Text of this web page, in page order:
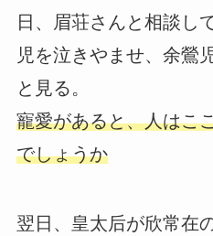
日、眉荘さんと相談し
児を泣きやませ、余鶯
と見る。
寵愛があると、人はこ
でしょうか
翌日、皇太后が欣常在